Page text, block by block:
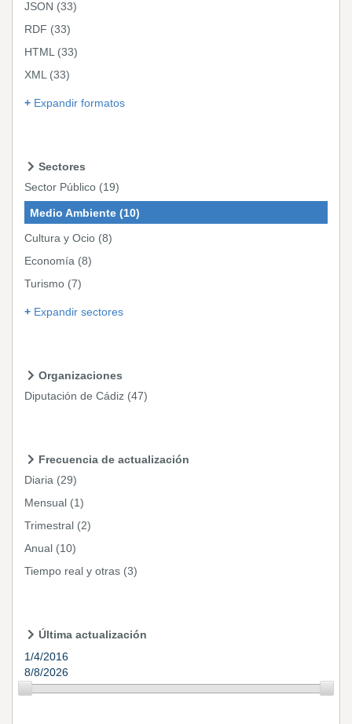
JSON (33)
RDF (33)
HTML (33)
XML (33)
Expandir formatos
Sectores
Sector Público (19)
Medio Ambiente (10)
Cultura y Ocio (8)
Economía (8)
Turismo (7)
Expandir sectores
Organizaciones
Diputación de Cádiz (47)
Frecuencia de actualización
Diaria (29)
Mensual (1)
Trimestral (2)
Anual (10)
Tiempo real y otras (3)
Última actualización
1/4/2016
8/8/2026